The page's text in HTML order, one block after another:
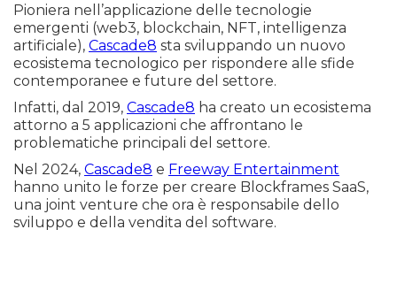
Pioniera nell’applicazione delle tecnologie
emergenti (web3, blockchain, NFT, intelligenza
artificiale), Cascade8 sta sviluppando un nuovo
ecosistema tecnologico per rispondere alle sfide
contemporanee e future del settore.
Infatti, dal 2019, Cascade8 ha creato un ecosistema
attorno a 5 applicazioni che affrontano le
problematiche principali del settore.
Nel 2024, Cascade8 e Freeway Entertainment
hanno unito le forze per creare Blockframes SaaS,
una joint venture che ora è responsabile dello
sviluppo e della vendita del software.